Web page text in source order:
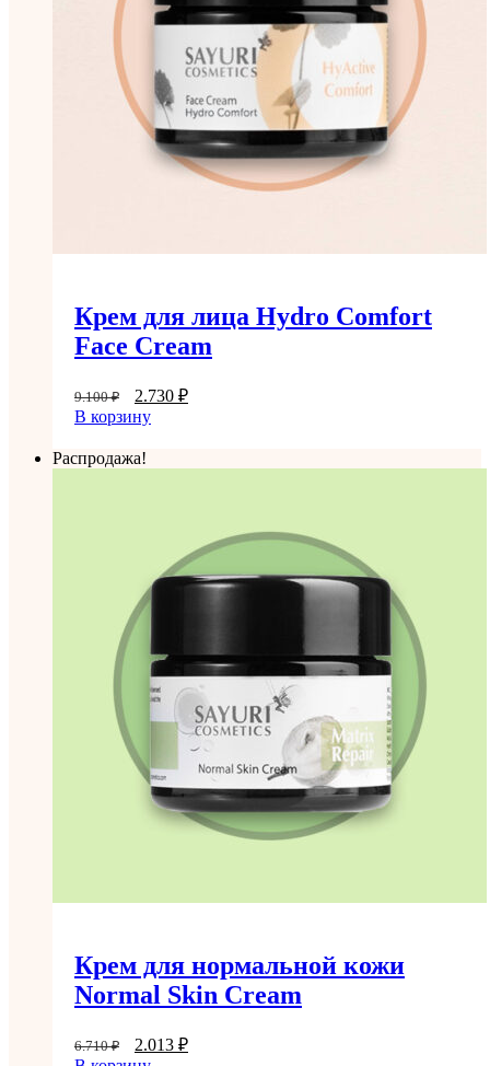
Крем для лица Hydro Comfort
Face Cream
9.100₽ 2.730 ₽
В корзину
Распродажа!
Крем для нормальной кожи
Normal Skin Cream
6.710₽ 2.013 ₽